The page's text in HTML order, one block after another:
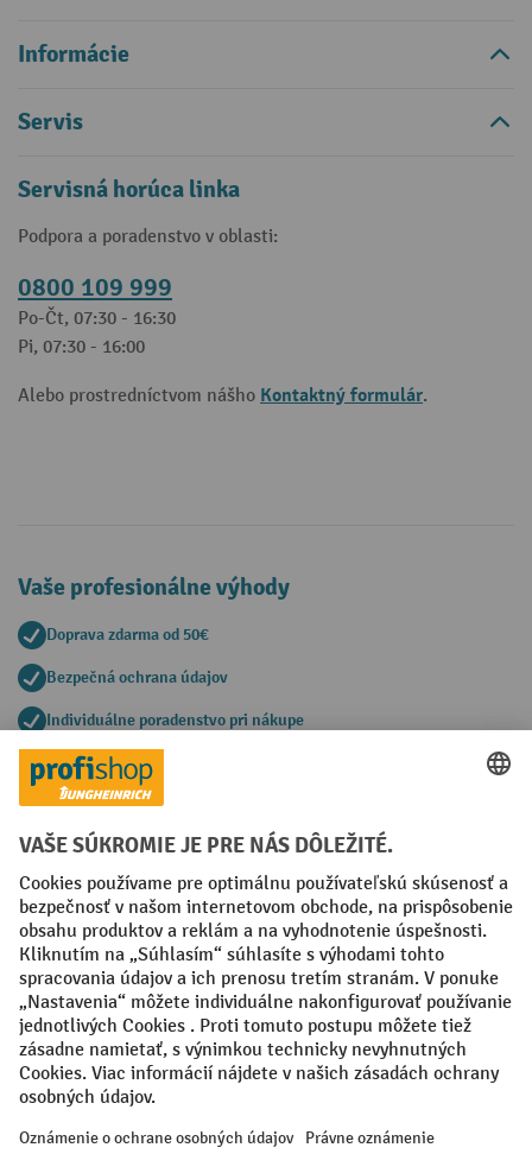
Informácie
Servis
Servisná horúca linka
Podpora a poradenstvo v oblasti:
0800 109 999
Po-Čt, 07:30 - 16:30
Pi, 07:30 - 16:00
Alebo prostredníctvom nášho Kontaktný formulár.
Vaše profesionálne výhody
Doprava zdarma od 50€
Bezpečná ochrana údajov
Individuálne poradenstvo pri nákupe
Spôsoby platby
Faktúra Predplatba
Sociálne siete
Facebook
YouTube
LinkedIn
Nastavenia ochrany osobných údajov